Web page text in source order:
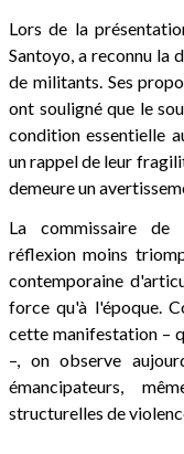
Lors de la
Santoyo, a reconnu la
de militants. Ses
ont souligné que le
condition essentielle
un rappel de leur
demeure un
La commissaire de
réflexion moins
contemporaine
force qu'à l'époque.
cette manifestation –
–, on observe
émancipateurs,
structurelles de